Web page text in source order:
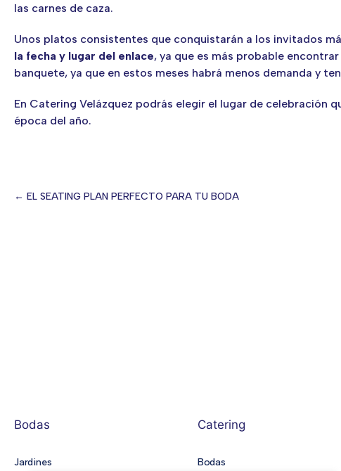
las carnes de caza.
Unos platos consistentes que conquistarán a los invitados
la fecha y lugar del enlace, ya que es más probable
banquete, ya que en estos meses habrá menos demanda y
En Catering Velázquez podrás elegir el lugar de celebración
época del año.
← EL SEATING PLAN PERFECTO PARA TU BODA
Bodas
Jardines
Catering
Bodas